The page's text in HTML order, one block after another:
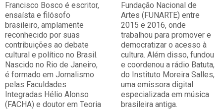
Francisco Bosco é escritor,
ensaísta e filósofo
brasileiro, amplamente
reconhecido por suas
contribuições ao debate
cultural e político no Brasil.
Nascido no Rio de Janeiro,
é formado em Jornalismo
pelas Faculdades
Integradas Hélio Alonso
(FACHA) e doutor em Teoria
Fundação Nacional de
Artes (FUNARTE) entre
2015 e 2016, onde
trabalhou para promover e
democratizar o acesso à
cultura. Além disso, fundou
e coordenou a rádio Batuta,
do Instituto Moreira Salles,
uma emissora digital
especializada em música
brasileira antiga.